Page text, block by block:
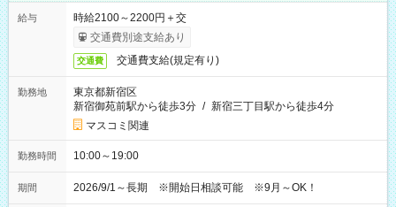
給与
時給2100～2200円＋交
交通費別途支給あり
交通費 交通費支給(規定有り)
勤務地
東京都新宿区
新宿御苑前駅から徒歩3分 / 新宿三丁目駅から徒歩4分
マスコミ関連
勤務時間 10:00～19:00
期間 2026/9/1～長期 ※開始日相談可能 ※9月～OK！